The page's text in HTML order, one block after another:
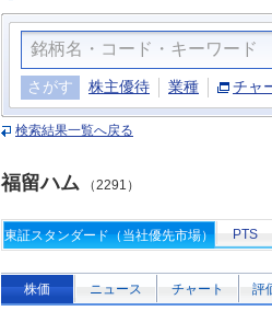
さがす 株主優待 業種 チャ
検索結果一覧へ戻る
福留ハム （2291）
東証スタンダード（当社優先市場） PTS
株価 ニュース チャート 評